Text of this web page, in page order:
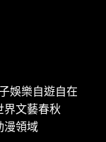
娛樂自遊自在
界文藝春秋
漫領域